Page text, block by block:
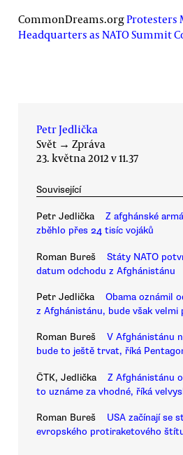
CommonDreams.orgProtesters
Headquarters as NATO Summit
Petr Jedlička
Svět → Zpráva
23. května 2012 v 11.37
Související
Petr Jedlička
Z afghánské
zběhlo přes 24 tisíc vojáků
Roman Bureš
Státy NATO
datum odchodu z Afghánistánu
Petr Jedlička
Obama oznámil
z Afghánistánu, bude však velmi
Roman Bureš
V Afghánistánu
bude to ještě trvat, říká
ČTK, Jedlička
Z Afghánistánu
to uznáme za vhodné, říká
Roman Bureš
USA začínají se
evropského protiraketového